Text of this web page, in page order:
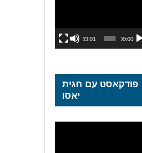
00:00
33:01
פודקאסט עם חגית
יאסו